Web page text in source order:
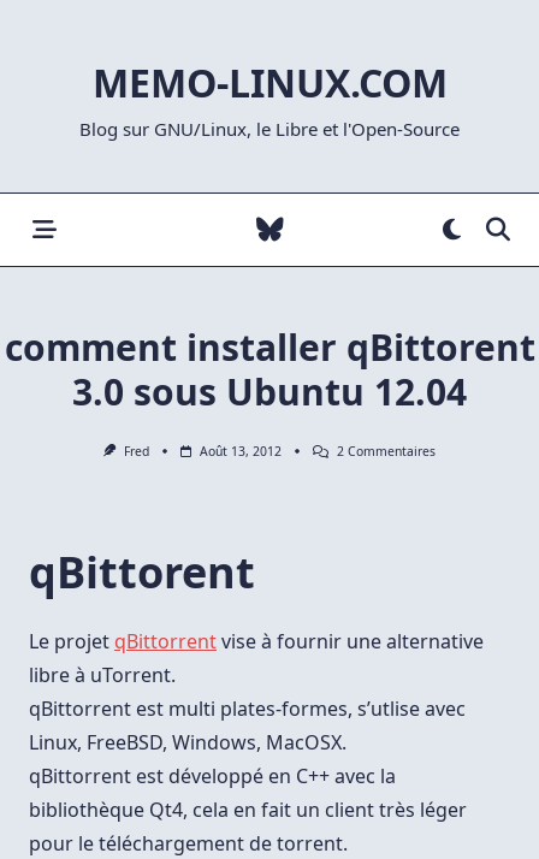
MEMO-LINUX.COM
Blog sur GNU/Linux, le Libre et l'Open-Source
comment installer qBittorent
3.0 sous Ubuntu 12.04
Fred Août 13, 2012 2 CommentairesSur
qBittorent
Le projet qBittorrentvise à fournir une alternative
libre à uTorrent.
qBittorrent est multi plates-formes, s’utlise avec
Linux, FreeBSD, Windows, MacOSX.
qBittorrent est développé en C++ avec la
bibliothèque Qt4, cela en fait un client très léger
pour le téléchargement de torrent.